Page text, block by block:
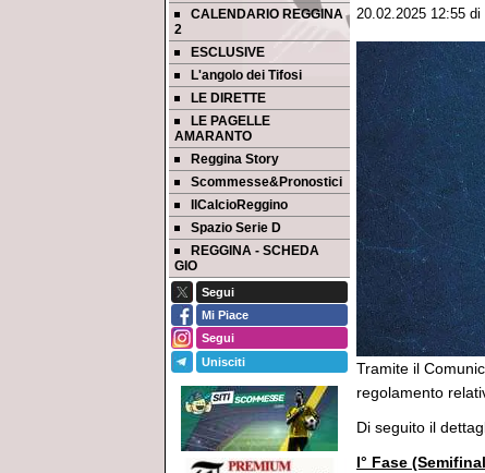
CALENDARIO REGGINA
2
ESCLUSIVE
L'angolo dei Tifosi
LE DIRETTE
LE PAGELLE
AMARANTO
Reggina Story
Scommesse&Pronostici
IlCalcioReggino
Spazio Serie D
REGGINA - SCHEDA
GIO
Segui
Mi Piace
Segui
Unisciti
20.02.2025 12:55 di
Tramite il
regolamento
Di seguito il
I° Fase